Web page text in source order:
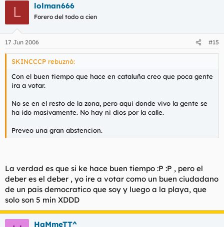
L lolman666
Forero del todo a cien
17 Jun 2006 #15
SKINCCCP rebuznó:
Con el buen tiempo que hace en cataluña creo que poca gente
ira a votar.
No se en el resto de la zona, pero aqui donde vivo la gente se
ha ido masivamente. No hay ni dios por la calle.
Preveo una gran abstencion.
La verdad es que si ke hace buen tiempo :P :P , pero el
deber es el deber , yo ire a votar como un buen ciudadano
de un pais democratico que soy y luego a la playa, que
solo son 5 min XDDD
HaMmeTT^